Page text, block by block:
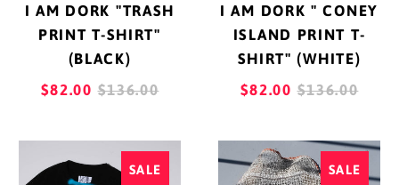
I AM DORK "TRASH
PRINT T-SHIRT"
(BLACK)
$82.00 REGULAR
$136.00
(WHITE)
I AM DORK " CONEY
ISLAND PRINT T-
SHIRT" (WHITE)
$82.00 REGULAR
$136.00
SALE
AM
SALE
MESH
ギニア (GNF Fr)
ギニアビサウ (XOF Fr)
クウェート (JPY ¥)
クック諸島 (NZD $)